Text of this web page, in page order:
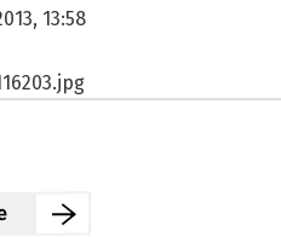
13:58